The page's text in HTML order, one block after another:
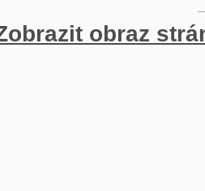
obraz stránky